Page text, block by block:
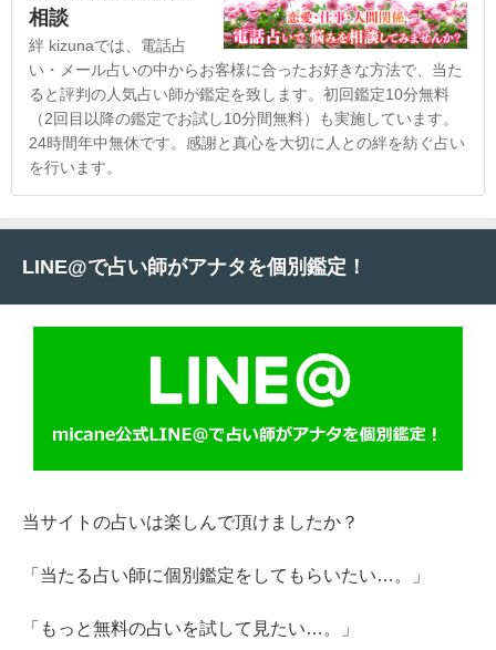
相談
絆 kizunaでは、電話占
い・メール占いの中からお客様に合ったお好きな方法で、当た
ると評判の人気占い師が鑑定を致します。初回鑑定10分無料
（2回目以降の鑑定でお試し10分間無料）も実施しています。
24時間年中無休です。感謝と真心を大切に人との絆を紡ぐ占い
を行います。
LINE@で占い師がアナタを個別鑑定！
当サイトの占いは楽しんで頂けましたか？
「当たる占い師に個別鑑定をしてもらいたい…。」
「もっと無料の占いを試して見たい…。」